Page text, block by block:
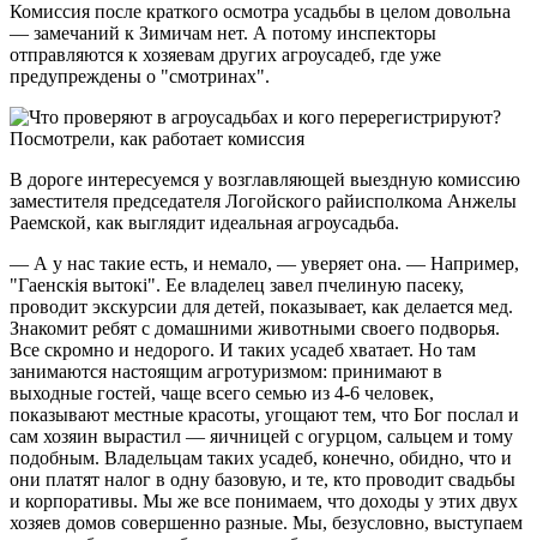
Комиссия после краткого осмотра усадьбы в целом довольна
— замечаний к Зимичам нет. А потому инспекторы
отправляются к хозяевам других агроусадеб, где уже
предупреждены о "смотринах".
В дороге интересуемся у возглавляющей выездную комиссию
заместителя председателя Логойского райисполкома Анжелы
Раемской, как выглядит идеальная агроусадьба.
— А у нас такие есть, и немало, — уверяет она. — Например,
"Гаенскія вытокі". Ее владелец завел пчелиную пасеку,
проводит экскурсии для детей, показывает, как делается мед.
Знакомит ребят с домашними животными своего подворья.
Все скромно и недорого. И таких усадеб хватает. Но там
занимаются настоящим агротуризмом: принимают в
выходные гостей, чаще всего семью из 4-6 человек,
показывают местные красоты, угощают тем, что Бог послал и
сам хозяин вырастил — яичницей с огурцом, сальцем и тому
подобным. Владельцам таких усадеб, конечно, обидно, что и
они платят налог в одну базовую, и те, кто проводит свадьбы
и корпоративы. Мы же все понимаем, что доходы у этих двух
хозяев домов совершенно разные. Мы, безусловно, выступаем